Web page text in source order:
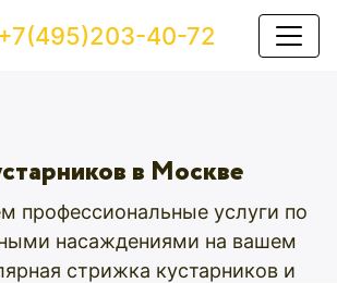
+7(495)203-40-72
в Москве
профессиональные услуги по
насаждениями на вашем
стрижка кустарников и